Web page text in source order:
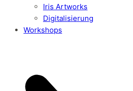
Iris Artworks
Digitalisierung
Workshops